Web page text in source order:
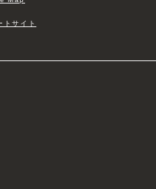
トサイト